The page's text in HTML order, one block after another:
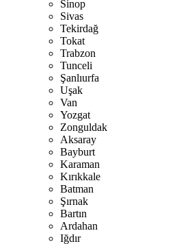
Sinop
Sivas
Tekirdağ
Tokat
Trabzon
Tunceli
Şanlıurfa
Uşak
Van
Yozgat
Zonguldak
Aksaray
Bayburt
Karaman
Kırıkkale
Batman
Şırnak
Bartın
Ardahan
Iğdır